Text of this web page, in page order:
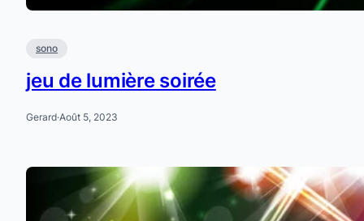
sono
jeu de lumière soirée
Gerard·Août 5, 2023